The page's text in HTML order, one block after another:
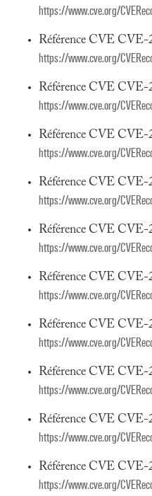
https://www.cve.org/
Référence CVE
https://www.cve.org/
Référence CVE
https://www.cve.org/
Référence CVE CVE-
https://www.cve.org/
Référence CVE
https://www.cve.org/
Référence CVE
https://www.cve.org/
Référence CVE
https://www.cve.org/
Référence CVE
https://www.cve.org/
Référence CVE
https://www.cve.org/
Référence CVE
https://www.cve.org/
Référence CVE
https://www.cve.org/